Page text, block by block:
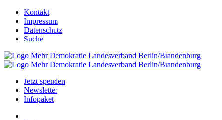
Kontakt
Impressum
Datenschutz
Suche
Jetzt spenden
Newsletter
Infopaket